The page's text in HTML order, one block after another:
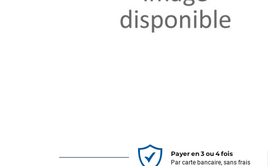
Payer en 3 ou 4 fois
Par carte bancaire, sans frais